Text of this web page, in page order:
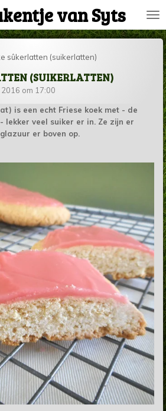
van Syts
sûkerlatten (suikerlatten)
(SUIKERLATTEN)
om 17:00
is een echt Friese koek met - de
veel suiker er in. Ze zijn er
er boven op.